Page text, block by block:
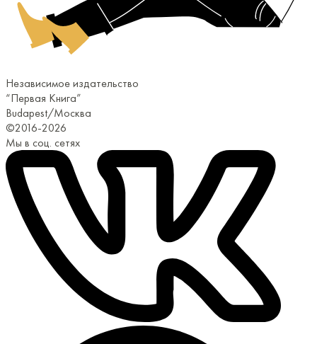
Независимое издательство
“Первая Книга”
Budapest/Москва
©2016-2026
Мы в соц. сетях